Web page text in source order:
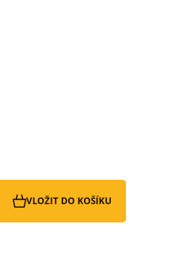
VLOŽIT DO KOŠÍKU